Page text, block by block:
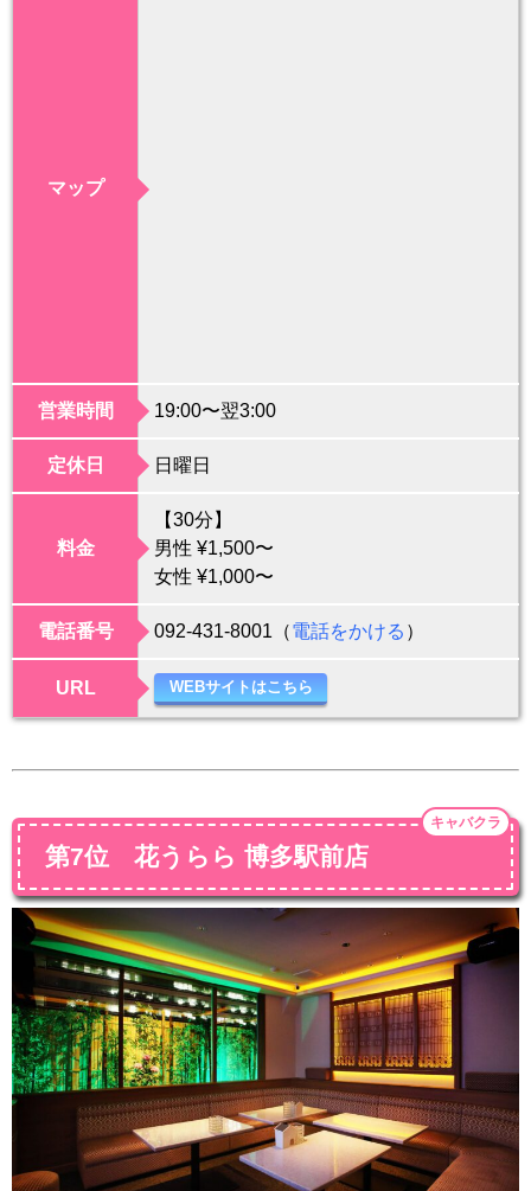
マップ
営業時間 19:00〜翌3:00
定休日 日曜日
料金
【30分】
男性 ¥1,500〜
女性 ¥1,000〜
電話番号 092-431-8001（電話をかける ）
URL WEBサイトはこちら
第7位 花うらら 博多駅前店
キャバクラ